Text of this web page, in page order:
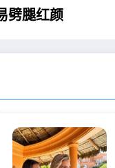
劈腿红颜